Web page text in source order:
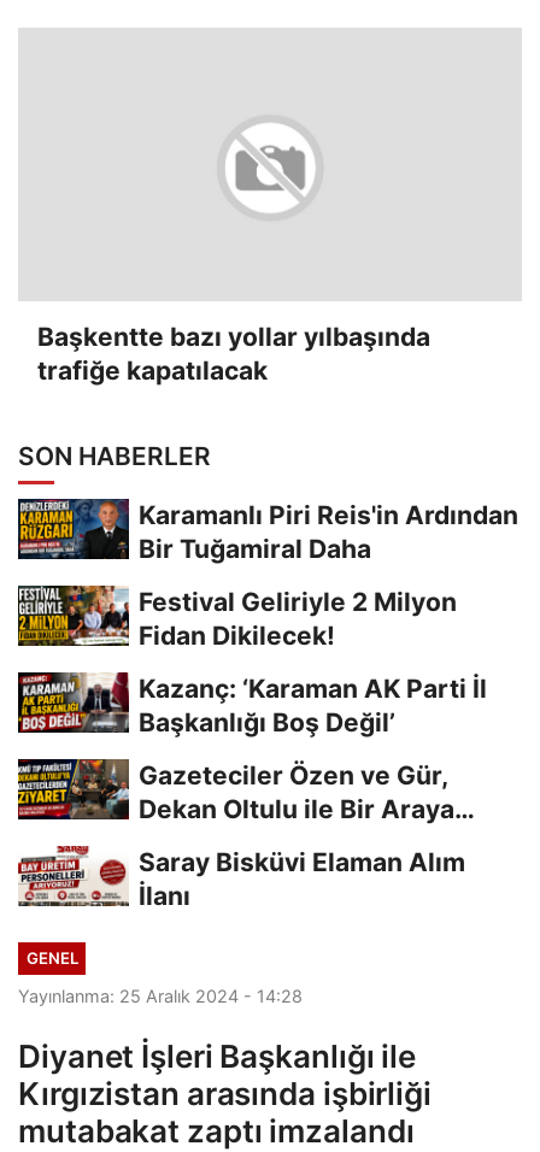
Başkentte bazı yollar yılbaşında
trafiğe kapatılacak
SON HABERLER
Karamanlı Piri Reis'in Ardından
Bir Tuğamiral Daha
Festival Geliriyle 2 Milyon
Fidan Dikilecek!
Kazanç: ‘Karaman AK Parti İl
Başkanlığı Boş Değil’
Gazeteciler Özen ve Gür,
Dekan Oltulu ile Bir Araya
Saray Bisküvi Elaman Alım
İlanı
GENEL
Yayınlanma: 25 Aralık 2024 - 14:28
Diyanet İşleri Başkanlığı ile
Kırgızistan arasında işbirliği
mutabakat zaptı imzalandı